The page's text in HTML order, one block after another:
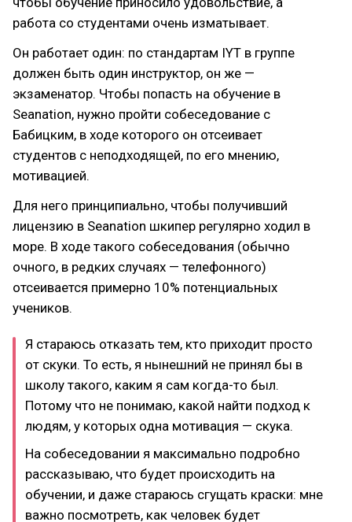
работа со студентами очень изматывает.
Он работает один: по стандартам IYT в группе
должен быть один инструктор, он же —
экзаменатор. Чтобы попасть на обучение в
Seanation, нужно пройти собеседование с
Бабицким, в ходе которого он отсеивает
студентов с неподходящей, по его мнению,
мотивацией.
Для него принципиально, чтобы получивший
лицензию в Seanation шкипер регулярно ходил в
море. В ходе такого собеседования (обычно
очного, в редких случаях — телефонного)
отсеивается примерно 10% потенциальных
учеников.
Я стараюсь отказать тем, кто приходит просто
от скуки. То есть, я нынешний не принял бы в
школу такого, каким я сам когда-то был.
Потому что не понимаю, какой найти подход к
людям, у которых одна мотивация — скука.
На собеседовании я максимально подробно
рассказываю, что будет происходить на
обучении, и даже стараюсь сгущать краски: мне
важно посмотреть, как человек будет